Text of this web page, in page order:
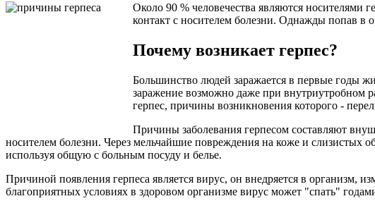
Около 90 % человечества являются носителями
контакт с носителем болезни. Однажды попав в
Почему возникает герпес?
Большинство людей заражается в первые годы
заражение возможно даже при внутриутробном
герпес, причины возникновения которого -
Причины заболевания герпесом составляют
носителем болезни. Через мельчайшие повреждения на коже и слизистых
используя общую с больным посуду и белье.
Причиной появления герпеса является вирус, он внедряется в организм,
благоприятных условиях в здоровом организме вирус может "спать"